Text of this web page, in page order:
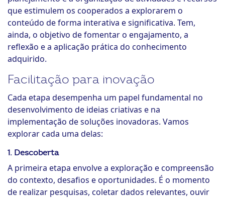
que estimulem os cooperados a explorarem o
conteúdo de forma interativa e significativa. Tem,
ainda, o objetivo de fomentar o engajamento, a
reflexão e a aplicação prática do conhecimento
adquirido.
Facilitação para inovação
Cada etapa desempenha um papel fundamental no
desenvolvimento de ideias criativas e na
implementação de soluções inovadoras. Vamos
explorar cada uma delas:
1. Descoberta
A primeira etapa envolve a exploração e compreensão
do contexto, desafios e oportunidades. É o momento
de realizar pesquisas, coletar dados relevantes, ouvir